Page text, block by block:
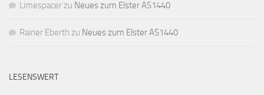
Limespacerzu Neues zum Elster AS1440
Rainer Eberth zu Neues zum Elster AS1440
LESENSWERT